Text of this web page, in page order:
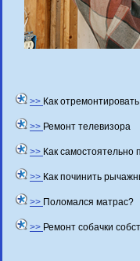
>> Как
>> Ремонт телевизора
>> Как самостоятельно
>> Как починить
>> Поломался матрас?
>> Ремонт собачки